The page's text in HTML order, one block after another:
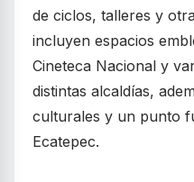
de ciclos, talleres y
incluyen espacios
Cineteca Nacional y
distintas alcaldías,
culturales y un punto
Ecatepec.